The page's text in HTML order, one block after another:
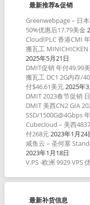
最新推荐&促销
Greenwebpage – 日
50%优惠后17.79美金
CloudIPLC 香港CMI
搬瓦工
2025年5月21日
DMIT促销 年付49.99
搬瓦工 DC1 2G内存/
付$46.61美元2025年
DMIT 2023春节促销
DMIT 美西CN2 GIA
SSD/1500G@4Gbps
Cubecloud – 美西
付268元2023年1月24
咸鱼云 – 圣何塞
2023年1月18日
V.PS -欧洲 9929 VPS
最新补货信息